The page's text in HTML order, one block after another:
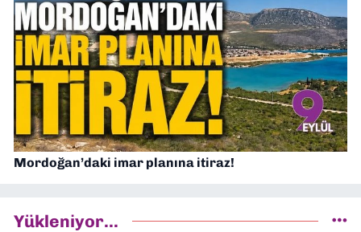
Mordoğan’daki imar planına itiraz!
Yükleniyor...